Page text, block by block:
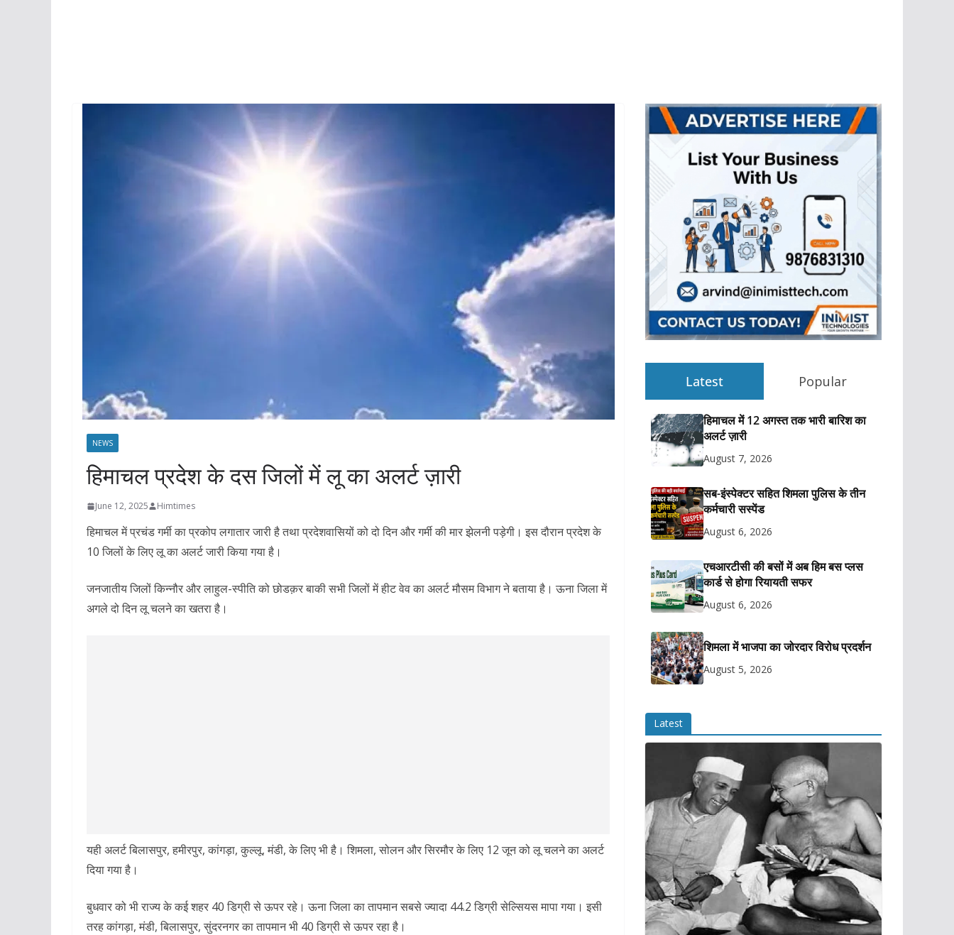
NEWS
हिमाचल प्रदेश के दस जिलों में लू का अलर्ट ज़ारी
June 12, 2025 Himtimes
हिमाचल में प्रचंड गर्मी का प्रकोप लगातार जारी है तथा प्रदेशवासियों को दो दिन और गर्मी की मार झेलनी पड़ेगी। इस दौरान प्रदेश के
10 जिलों के लिए लू का अलर्ट जारी किया गया है।
जनजातीय जिलों किन्नौर और लाहुल-स्पीति को छोडक़र बाकी सभी जिलों में हीट वेव का अलर्ट मौसम विभाग ने बताया है। ऊना जिला में
अगले दो दिन लू चलने का खतरा है।
यही अलर्ट बिलासपुर, हमीरपुर, कांगड़ा, कुल्लू, मंडी, के लिए भी है। शिमला, सोलन और सिरमौर के लिए 12 जून को लू चलने का अलर्ट
दिया गया है।
बुधवार को भी राज्य के कई शहर 40 डिग्री से ऊपर रहे। ऊना जिला का तापमान सबसे ज्यादा 44.2 डिग्री सेल्सियस मापा गया। इसी
तरह कांगड़ा, मंडी, बिलासपुर, सुंदरनगर का तापमान भी 40 डिग्री से ऊपर रहा है।
Latest Popular
हिमाचल में 12 अगस्त तक भारी बारिश का
अलर्ट ज़ारी
August 7, 2026
सब-इंस्पेक्टर सहित शिमला पुलिस के तीन
कर्मचारी सस्पेंड
August 6, 2026
एचआरटीसी की बसों में अब हिम बस प्लस
कार्ड से होगा रियायती सफर
August 6, 2026
शिमला में भाजपा का जोरदार विरोध प्रदर्शन
August 5, 2026
Latest